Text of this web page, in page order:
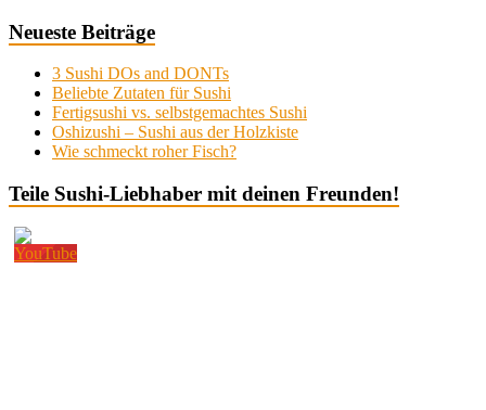
Neueste Beiträge
3 Sushi DOs and DONTs
Beliebte Zutaten für Sushi
Fertigsushi vs. selbstgemachtes Sushi
Oshizushi – Sushi aus der Holzkiste
Wie schmeckt roher Fisch?
Teile Sushi-Liebhaber mit deinen Freunden!